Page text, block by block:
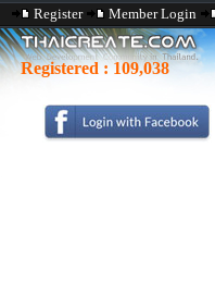
Register Member Login
Registered : 109,038